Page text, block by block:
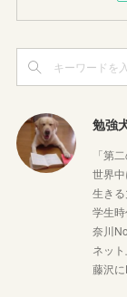
勉強
「第
世界
生き
学生
奈川
ネッ
藤沢